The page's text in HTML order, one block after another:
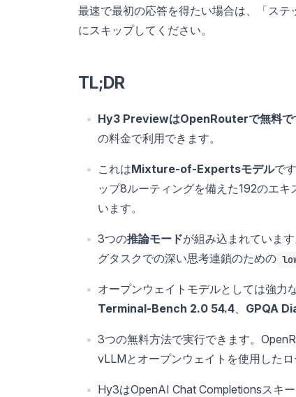
最速で最初の応答を得たい場合は、「ス
にスキップしてください。
TL;DR
Hy3 PreviewはOpenRouterで無料で
の料金で利用できます。
これはMixture-of-Expertsモデルで
ップ8ルーティングを備えた192のエキ
います。
3つの推論モードが組み込まれていま
グタスクでの深い思考連鎖のための
オープンウェイトモデルとしては強力
Terminal-Bench 2.0 54.4
GPQA
3つの無料方法で実行できます。
vLLMとオープンウェイトを使用したロ
Hy3はOpenAI Chat Completionsスキ